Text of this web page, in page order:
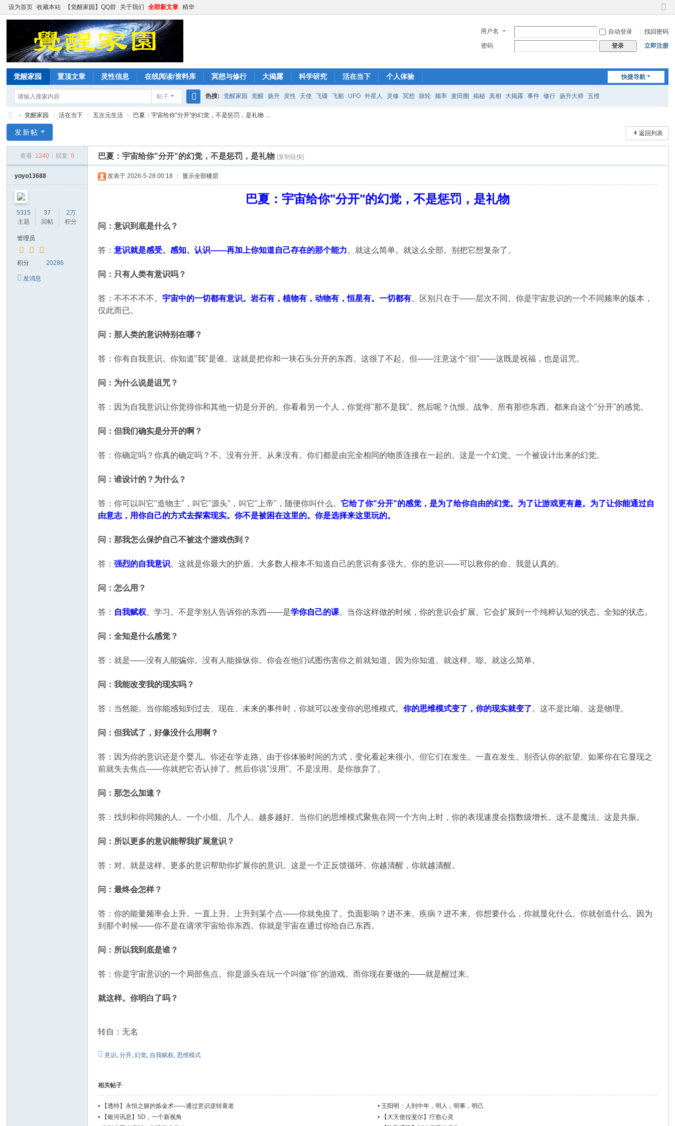
设为首页 收藏本站 【觉醒家园】QQ群 关于我们 全部新文章 精华
切
到
窄
用户名 自动登录
找回密码
密码
登录 立即注册
快捷导航
觉醒家园 置顶文章 灵性信息 在线阅读/资料库 冥想与修行 大揭露 科学研究 活在当下 个人体验
帖子
搜
热搜: 觉醒家园 觉醒 扬升 灵性 天使 飞碟 飞船 UFO 外星人 灵修 冥想 脉轮 频率 麦田圈 揭秘 真相 大揭露 事件 修行 扬升大师 五维
醒
园
» 觉醒家园 › 活在当下 › 五次元生活 › 巴夏：宇宙给你"分开"的幻觉，不是惩罚，是礼物 ...
返回列表
发新帖
查看: 1240 回复: 0 巴夏：宇宙给你"分开"的幻觉，不是惩罚，是礼物 [复制链接]
yoyo13688
5315
主题
37
回帖
2万
积分
管理员
积分 20286
发消息
发表于 2026-5-28 00:18 显示全部楼层
巴夏：宇宙给你"分开"的幻觉，不是惩罚，是礼物
问：意识到底是什么？
答：意识就是感受、感知、认识——再加上你知道自己存在的那个能力。就这么简单。就这么全部。别把它想复杂了。
问：只有人类有意识吗？
答：不不不不不。宇宙中的一切都有意识。岩石有，植物有，动物有，恒星有。一切都有。区别只在于——层次不同。你是宇宙意识的一个不同频率的版本，
仅此而已。
问：那人类的意识特别在哪？
答：你有自我意识。你知道"我"是谁。这就是把你和一块石头分开的东西。这很了不起。但——注意这个"但"——这既是祝福，也是诅咒。
问：为什么说是诅咒？
答：因为自我意识让你觉得你和其他一切是分开的。你看着另一个人，你觉得"那不是我"。然后呢？仇恨。战争。所有那些东西。都来自这个"分开"的感觉。
问：但我们确实是分开的啊？
答：你确定吗？你真的确定吗？不。没有分开。从来没有。你们都是由完全相同的物质连接在一起的。这是一个幻觉。一个被设计出来的幻觉。
问：谁设计的？为什么？
答：你可以叫它"造物主"，叫它"源头"，叫它"上帝"，随便你叫什么。它给了你"分开"的感觉，是为了给你自由的幻觉。为了让游戏更有趣。为了让你能通过自
由意志，用你自己的方式去探索现实。你不是被困在这里的。你是选择来这里玩的。
问：那我怎么保护自己不被这个游戏伤到？
答：强烈的自我意识。这就是你最大的护盾。大多数人根本不知道自己的意识有多强大。你的意识——可以救你的命。我是认真的。
问：怎么用？
答： 自我赋权。学习。不是学别人告诉你的东西——是学你自己的课。当你这样做的时候，你的意识会扩展。它会扩展到一个纯粹认知的状态。全知的状态。
问：全知是什么感觉？
答：就是——没有人能骗你。没有人能操纵你。你会在他们试图伤害你之前就知道。因为你知道。就这样。嘭。就这么简单。
问：我能改变我的现实吗？
答：当然能。当你能感知到过去、现在、未来的事件时，你就可以改变你的思维模式。你的思维模式变了，你的现实就变了。这不是比喻。这是物理。
问：但我试了，好像没什么用啊？
答：因为你的意识还是个婴儿。你还在学走路。由于你体验时间的方式，变化看起来很小。但它们在发生。一直在发生。别否认你的欲望。如果你在它显现之
前就失去焦点——你就把它否认掉了。然后你说"没用"。不是没用。是你放弃了。
问：那怎么加速？
答：找到和你同频的人。一个小组。几个人。越多越好。当你们的思维模式聚焦在同一个方向上时，你的表现速度会指数级增长。这不是魔法。这是共振。
问：所以更多的意识能帮我扩展意识？
答：对。就是这样。更多的意识帮助你扩展你的意识。这是一个正反馈循环。你越清醒，你就越清醒。
问：最终会怎样？
答：你的能量频率会上升。一直上升。上升到某个点——你就免疫了。负面影响？进不来。疾病？进不来。你想要什么，你就显化什么。你就创造什么。因为
到那个时候——你不是在请求宇宙给你东西。你就是宇宙在通过你给自己东西。
问：所以我到底是谁？
答：你是宇宙意识的一个局部焦点。你是源头在玩一个叫做"你"的游戏。而你现在要做的——就是醒过来。
就这样。你明白了吗？
转自：无名
意识,分开,幻觉, 自我赋权,思维模式
相关帖子
• 【透特】永恒之躯的炼金术——通过意识逆转衰老 • 王阳明：人到中年，明人，明事，明己
•
【银河讯息】5D，一个新视角 •
【大天使拉斐尔】疗愈心灵